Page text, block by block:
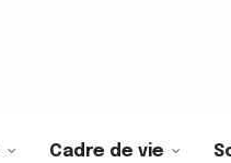
Cadre de vie